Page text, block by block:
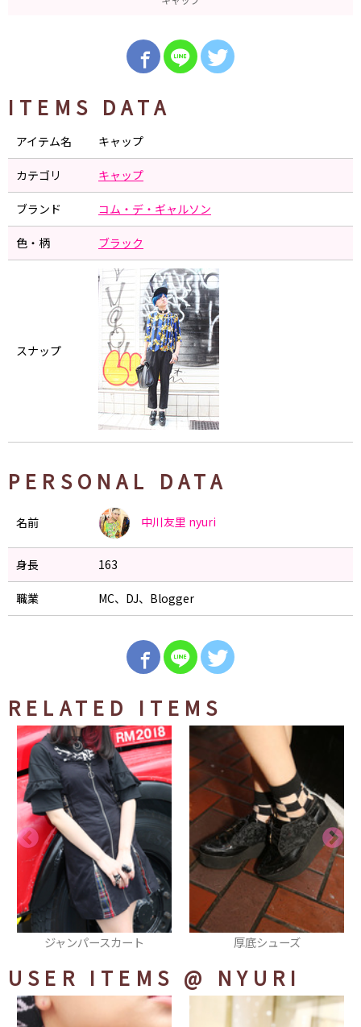
ITEMS DATA
アイテム名 キャップ
カテゴリ キャップ
ブランド コム・デ・ギャルソン
色・柄 ブラック
スナップ
PERSONAL DATA
名前 中川友里 nyuri
身長 163
職業 MC、DJ、Blogger
RELATED ITEMS
厚底シューズ スニーカー
USER ITEMS @ NYURI